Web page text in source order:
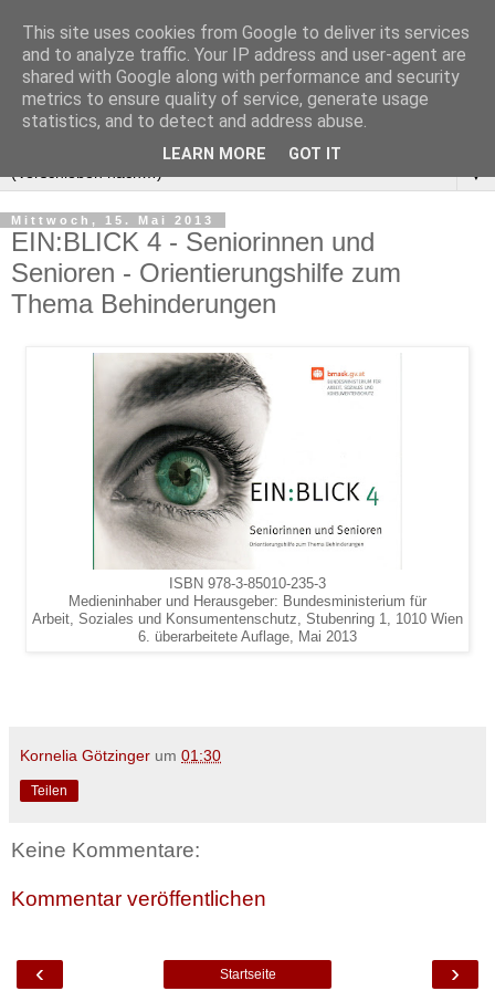
▼
Mittwoch, 15. Mai 2013
EIN:BLICK 4 - Seniorinnen und
Senioren - Orientierungshilfe zum
Thema Behinderungen
ISBN 978-3-85010-235-3
Medieninhaber und Herausgeber: Bundesministerium für
Arbeit, Soziales und Konsumentenschutz, Stubenring 1, 1010 Wien
6. überarbeitete Auflage, Mai 2013
Kornelia Götzinger um 01:30
Teilen
Keine Kommentare:
Kommentar veröffentlichen
‹ ›
Startseite
This site uses cookies from Google to deliver its services
and to analyze traffic. Your IP address and user-agent are
shared with Google along with performance and security
metrics to ensure quality of service, generate usage
statistics, and to detect and address abuse.
LEARN MORE GOT IT